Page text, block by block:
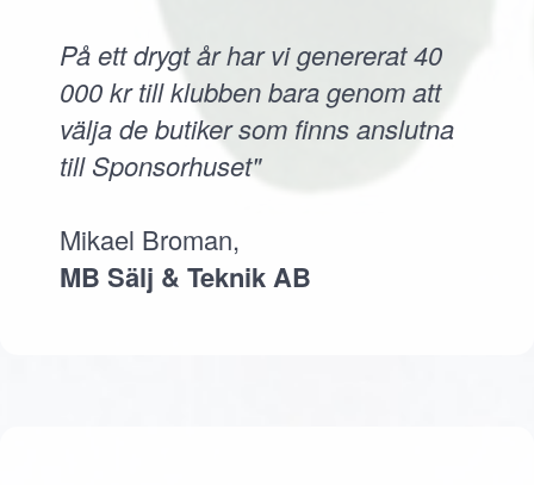
På ett drygt år har vi genererat 40
000 kr till klubben bara genom att
välja de butiker som finns anslutna
till Sponsorhuset"
Mikael Broman,
MB Sälj & Teknik AB